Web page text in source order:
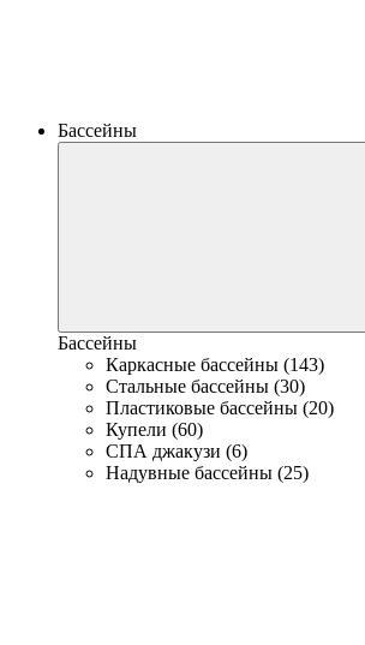
Бассейны
Бассейны
Каркасные бассейны (143)
Стальные бассейны (30)
Пластиковые бассейны (20)
Купели (60)
СПА джакузи (6)
Надувные бассейны (25)